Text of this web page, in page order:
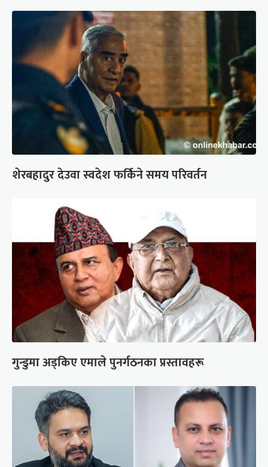
शेरबहादुर देउवा स्वदेश फर्किने समय परिवर्तन
गुन्डुमा अड्किए एमाले पुनर्गठनका प्रस्तावहरू